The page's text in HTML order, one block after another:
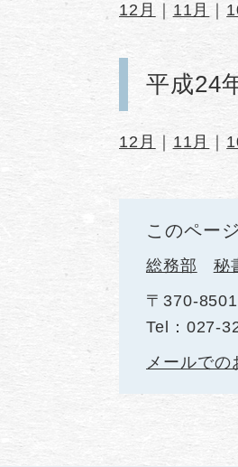
12月 11月
平成24
12月 11月 ｜
このペー
総務部 秘
〒370-8501
Tel：027-
メールでの